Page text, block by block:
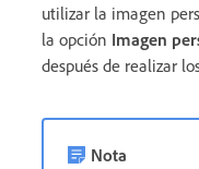
utilizar la imagen
la opción Imagen
después de realizar
Nota